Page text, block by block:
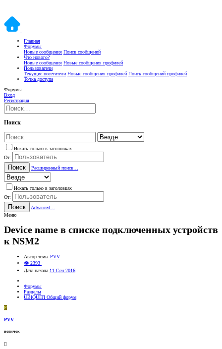
Главная
Форумы
Новые сообщения Поиск сообщений
Что нового?
Новые сообщения Новые сообщения профилей
Пользователи
Текущие посетители Новые сообщения профилей Поиск сообщений профилей
Точка доступа
Форумы
Вход
Регистрация
Поиск
Искать только в заголовках
От:
Поиск Расширенный поиск…
Искать только в заголовках
От:
Поиск
Advanced…
Меню
Device name в списке подключенных устройств
к NSM2
Автор темы PVV
👁 2393
Дата начала 11 Сен 2016
Форумы
Разделы
UBIQUITI Общий форум
P
PVV
новичок